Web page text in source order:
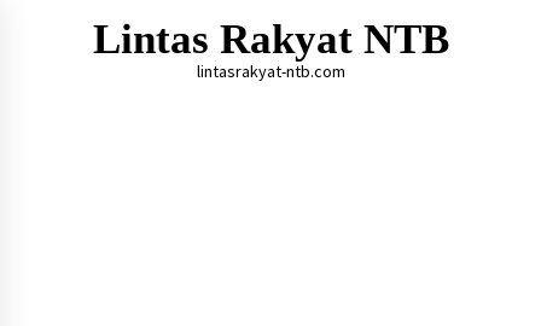
Lintas Rakyat NTB
lintasrakyat-ntb.com